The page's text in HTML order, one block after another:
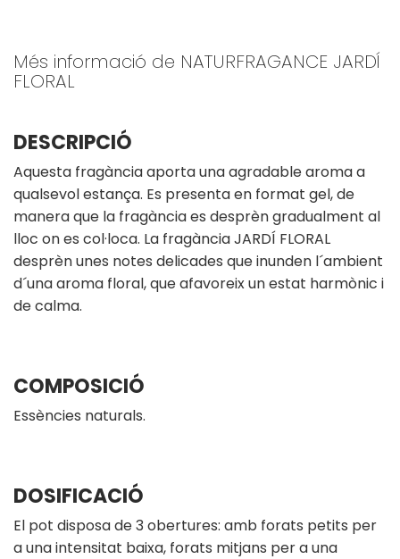
Més informació de NATURFRAGANCE JARDÍ
FLORAL
DESCRIPCIÓ
Aquesta fragància aporta una agradable aroma a
qualsevol estança. Es presenta en format gel, de
manera que la fragància es desprèn gradualment al
lloc on es col·loca. La fragància JARDÍ FLORAL
desprèn unes notes delicades que inunden l´ambient
d´una aroma floral, que afavoreix un estat harmònic i
de calma.
COMPOSICIÓ
Essències naturals.
DOSIFICACIÓ
El pot disposa de 3 obertures: amb forats petits per
a una intensitat baixa, forats mitjans per a una